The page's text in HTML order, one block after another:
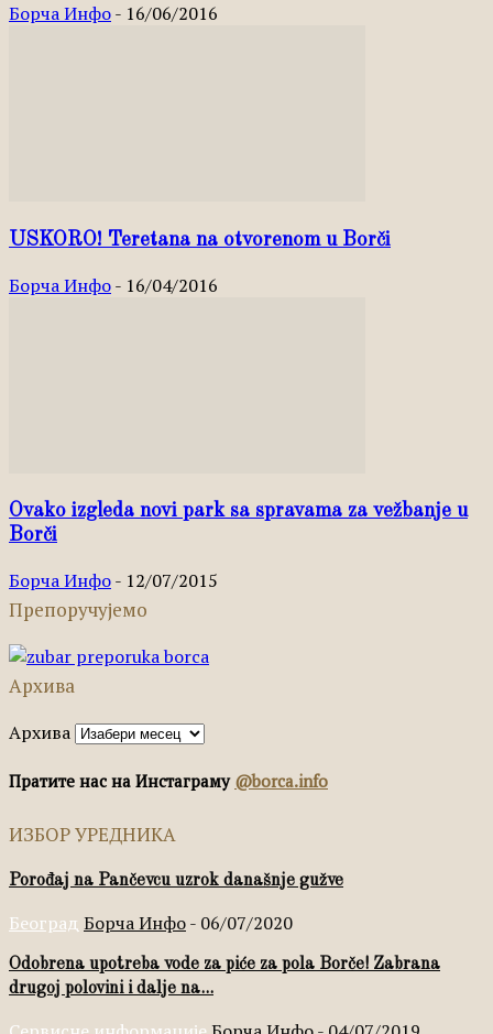
Борча Инфо- 16/06/2016
USKORO! Teretana na otvorenom u Borči
Борча Инфо- 16/04/2016
Ovako izgleda novi park sa spravama za vežbanje u
Borči
Борча Инфо- 12/07/2015
Препоручујемо
Архива
Архива
Пратите нас на Инстаграму @borca.info
ИЗБОР УРЕДНИКА
Porođaj na Pančevcu uzrok današnje gužve
Београд Борча Инфо- 06/07/2020
Odobrena upotreba vode za piće za pola Borče! Zabrana
drugoj polovini i dalje na...